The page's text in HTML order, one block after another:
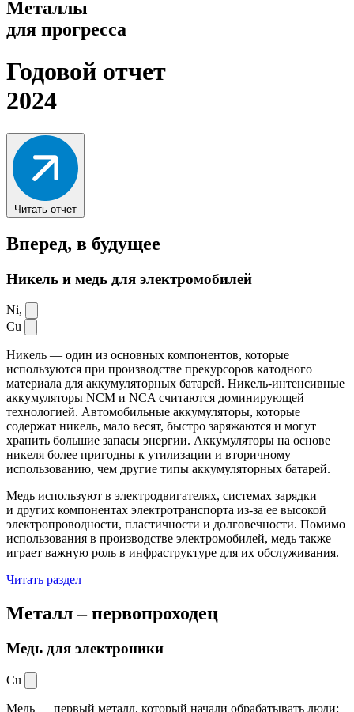
Металлы
для прогресса
Годовой отчет
2024
Читать отчет
Вперед, в будущее
Никель и медь для электромобилей
Ni,
Cu
Никель — один из основных компонентов, которые
используются при производстве прекурсоров катодного
материала для аккумуляторных батарей. Никель-интенсивные
аккумуляторы NCM и NCA считаются доминирующей
технологией. Автомобильные аккумуляторы, которые
содержат никель, мало весят, быстро заряжаются и могут
хранить большие запасы энергии. Аккумуляторы на основе
никеля более пригодны к утилизации и вторичному
использованию, чем другие типы аккумуляторных батарей.
Медь используют в электродвигателях, системах зарядки
и других компонентах электротранспорта из-за ее высокой
электропроводности, пластичности и долговечности. Помимо
использования в производстве электромобилей, медь также
играет важную роль в инфраструктуре для их обслуживания.
Читать раздел
Металл –первопроходец
Медь для электроники
Cu
Медь — первый металл, который начали обрабатывать люди: